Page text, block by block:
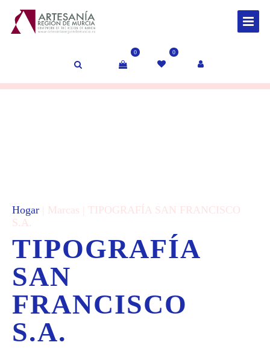
0 0
Hogar | Marcas | TIPOGRAFÍA SAN FRANCISCO
S.A.
TIPOGRAFÍA
SAN
FRANCISCO
S.A.